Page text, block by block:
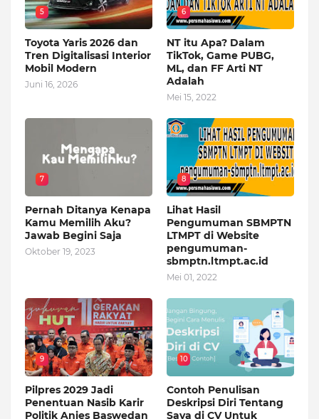
5
Toyota Yaris 2026 dan
Tren Digitalisasi Interior
Mobil Modern
Juni 16, 2026
6
NT itu Apa? Dalam
TikTok, Game PUBG,
ML, dan FF Arti NT
Adalah
Mei 15, 2022
7
Pernah Ditanya Kenapa
Kamu Memilih Aku?
Jawab Begini Saja
Oktober 19, 2023
8
Lihat Hasil
Pengumuman SBMPTN
LTMPT di Website
pengumuman-
sbmptn.ltmpt.ac.id
Mei 01, 2022
9
Pilpres 2029 Jadi
Penentuan Nasib Karir
Politik Anies Baswedan
10
Contoh Penulisan
Deskripsi Diri Tentang
Saya di CV Untuk